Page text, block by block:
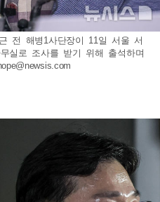
전 해병1사단장이 11일 서울 서
실로 조사를 받기 위해 출석하며